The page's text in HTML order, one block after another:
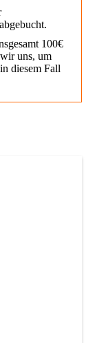
100€
uns, um
diesem Fall